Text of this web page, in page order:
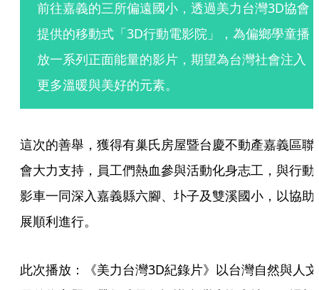
前往嘉義的三所偏遠國小，透過美力台灣3D協會
提供的移動式「3D行動電影院」，為偏鄉學童播
放一系列正面能量的影片，期望為台灣社會注入
更多溫暖與美好的元素。
這次的善舉，獲得有巢氏房屋暨台慶不動產嘉義區聯
會大力支持，員工們熱血參與活動化身志工，與行動
影車一同深入嘉義縣六腳、圤子及雙溪國小，以協助
展順利進行。
此次播放：《美力台灣3D紀錄片》以台灣自然與人文